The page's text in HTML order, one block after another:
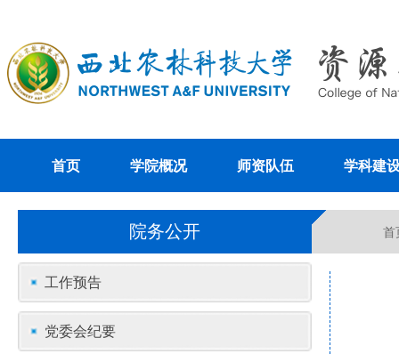
首页 学院概况 师资队伍 学科建
院务公开 首
工作预告
党委会纪要